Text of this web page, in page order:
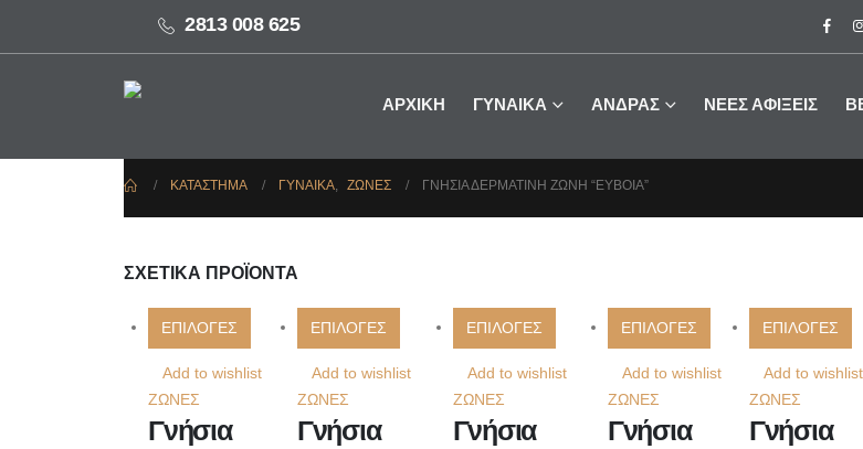
2813 008 625
ΑΡΧΙΚΗ ΓΥΝΑΙΚΑ ΑΝΔΡΑΣ ΝΕΕΣ ΑΦΙΞΕΙΣ
ΚΑΤΆΣΤΗΜΑ ΓΥΝΑΙΚΑ, ΖΩΝΕΣ ΓΝΉΣΙΑ ΔΕΡΜΆΤΙΝΗ ΖΏΝΗ “ΕΎΒΟΙΑ”
ΣΧΕΤΙΚΆ ΠΡΟΪΌΝΤΑ
ΕΠΙΛΟΓΕΣ
Add to wishlist
ΖΩΝΕΣ
Γνήσια
ΕΠΙΛΟΓΕΣ
Add to wishlist
ΖΩΝΕΣ
Γνήσια
ΕΠΙΛΟΓΕΣ
Add to wishlist
ΖΩΝΕΣ
Γνήσια
ΕΠΙΛΟΓΕΣ
Add to wishlist
ΖΩΝΕΣ
Γνήσια
ΕΠΙΛΟΓΕΣ
Add to wishlist
ΖΩΝΕΣ
Γνήσια